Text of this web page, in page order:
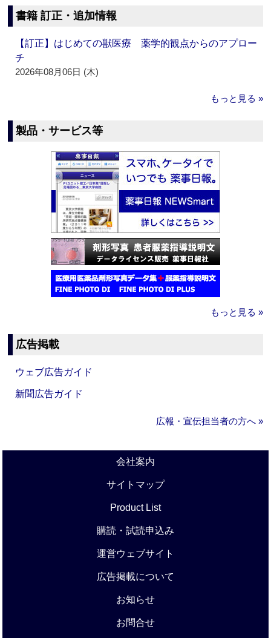
書籍 訂正・追加情報
【訂正】はじめての獣医療 薬学的観点からのアプロー
チ
2026年08月06日 (木)
もっと見る »
製品・サービス等
もっと見る »
広告掲載
ウェブ広告ガイド
新聞広告ガイド
広報・宣伝担当者の方へ »
会社案内
サイトマップ
Product List
購読・試読申込み
運営ウェブサイト
広告掲載について
お知らせ
お問合せ